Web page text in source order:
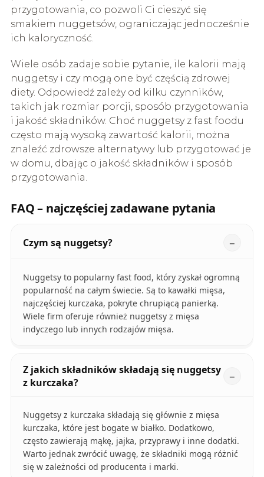
przygotowania, co pozwoli Ci cieszyć się
smakiem nuggetsów, ograniczając jednocześnie
ich kaloryczność.
Wiele osób zadaje sobie pytanie, ile kalorii mają
nuggetsy i czy mogą one być częścią zdrowej
diety. Odpowiedź zależy od kilku czynników,
takich jak rozmiar porcji, sposób przygotowania
i jakość składników. Choć nuggetsy z fast foodu
często mają wysoką zawartość kalorii, można
znaleźć zdrowsze alternatywy lub przygotować je
w domu, dbając o jakość składników i sposób
przygotowania.
FAQ – najczęściej zadawane pytania
Czym są nuggetsy?
Nuggetsy to popularny fast food, który zyskał ogromną
popularność na całym świecie. Są to kawałki mięsa,
najczęściej kurczaka, pokryte chrupiącą panierką.
Wiele firm oferuje również nuggetsy z mięsa
indyczego lub innych rodzajów mięsa.
Z jakich składników składają się nuggetsy
z kurczaka?
Nuggetsy z kurczaka składają się głównie z mięsa
kurczaka, które jest bogate w białko. Dodatkowo,
często zawierają mąkę, jajka, przyprawy i inne dodatki.
Warto jednak zwrócić uwagę, że składniki mogą różnić
się w zależności od producenta i marki.